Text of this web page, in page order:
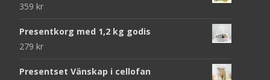
359 kr
Presentkorg med 1,2 kg godis
279 kr
Presentset Vänskap i cellofan